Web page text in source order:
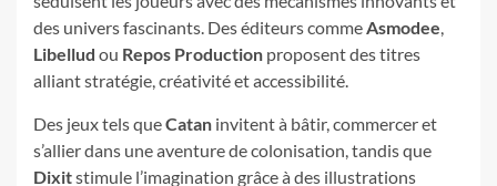
des univers fascinants. Des éditeurs commeAsmodee,
Libellud ou Repos Production proposent des titres
alliant stratégie, créativité et accessibilité.
Des jeux tels queCatan invitent à bâtir, commercer et
s’allier dans une aventure de colonisation, tandis que
Dixitstimule l’imagination grâce à des illustrations